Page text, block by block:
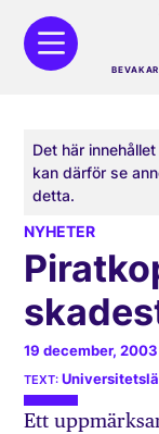
Det här
kan därför se
detta.
NYHETER
19 december, 2003
Ett